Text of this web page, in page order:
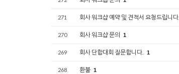
271 회사 워크샵 예약 및 견적서 요청드립니다.
270 회사 워크샵 문의 1
269 회사 단합대회 질문합니다. 1
268 환불 1